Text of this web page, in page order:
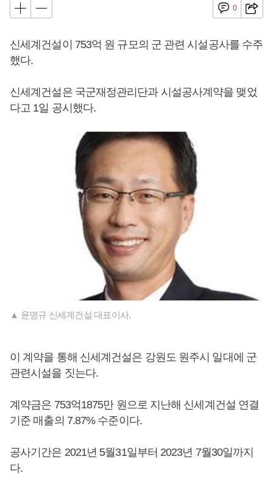
0
신세계건설이 753억 원 규모의 군 관련 시설공사를 수주
했다.
신세계건설은 국군재정관리단과 시설공사계약을 맺었
다고 1일 공시했다.
▲ 윤명규 신세계건설 대표이사.
이 계약을 통해 신세계건설은 강원도 원주시 일대에 군
관련시설을 짓는다.
계약금은 753억1875만 원으로 지난해 신세계건설 연결
기준 매출의 7.87% 수준이다.
공사기간은 2021년 5월31일부터 2023년 7월30일까지
다.